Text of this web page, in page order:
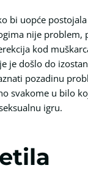
bi uopće
nije problem,
kod
je došlo do
pozadinu
svakome u bilo
igru.